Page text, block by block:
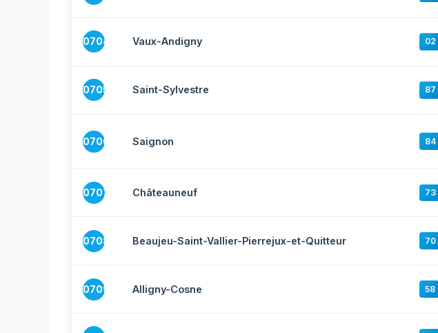
10704 Vaux-Andigny 02
10705 Saint-Sylvestre 87
10706 Saignon 84
10707 Châteauneuf 73
10708 Beaujeu-Saint-Vallier-Pierrejux-et-Quitteur 70
10709 Alligny-Cosne 58